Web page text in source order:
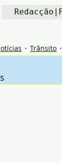
Trânsito